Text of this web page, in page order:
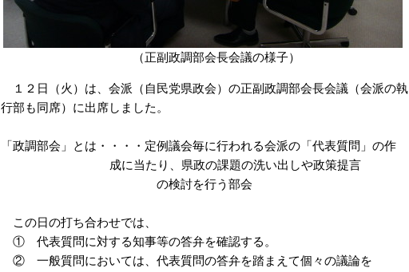
（正副政調部会長会議の様子）
１２日（火）は、会派（自民党県政会）の正副政調部会長会議（会派の執
行部も同席）に出席しました。
「政調部会」とは・・・・定例議会毎に行われる会派の「代表質問」の作
成に当たり、県政の課題の洗い出しや政策提言
の検討を行う部会
この日の打ち合わせでは、
① 代表質問に対する知事等の答弁を確認する。
② 一般質問においては、代表質問の答弁を踏まえて個々の議論を